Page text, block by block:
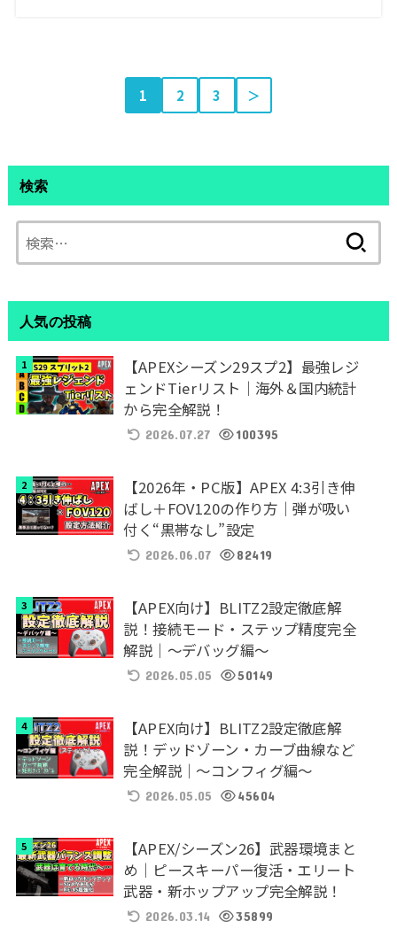
1 2 3 ＞
検索
索:
人気の投稿
【APEXシーズン29スプ2】最強レジ
ェンドTierリスト｜海外＆国内統計
から完全解説！
2026.07.27 100395
【2026年・PC版】APEX 4:3引き伸
ばし＋FOV120の作り方｜弾が吸い
付く“黒帯なし”設定
2026.06.07 82419
【APEX向け】BLITZ2設定徹底解
説！接続モード・ステップ精度完全
解説｜～デバッグ編～
2026.05.05 50149
【APEX向け】BLITZ2設定徹底解
説！デッドゾーン・カーブ曲線など
完全解説｜～コンフィグ編～
2026.05.05 45604
【APEX/シーズン26】武器環境まと
め｜ピースキーパー復活・エリート
武器・新ホップアップ完全解説！
2026.03.14 35899